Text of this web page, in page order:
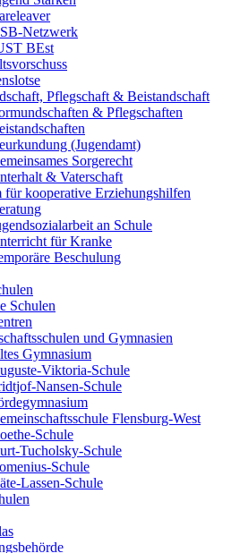
Netzwerk
BEst
Pflegschaft & Beistandschaft
& Pflegschaften
(Jugendamt)
Sorgerecht
& Vaterschaft
für kooperative Erziehungshilfen
an Schule
für Kranke
Beschulung
Schulen
und Gymnasien
Gymnasium
Viktoria-Schule
Nansen-Schule
Flensburg-West
Schule
Tucholsky-Schule
Schule
Lassen-Schule